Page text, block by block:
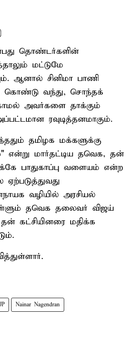
தொண்டர்களின்
மட்டுமே
ஆனால் சினிமா பாணி
கொண்டு வந்து, சொந்தக்
அவர்களை தாக்கும்
ரவுடித்தனமாகும்.
தமிழக மக்களுக்கு
என்று மார்தட்டிய தவெக, தன்
பாதுகாப்பு வளையம் என்ற
வழியில் அரசியல்
தவெக தலைவர் விஜய்
கட்சியினரை மதிக்க
Nainar Nagendran